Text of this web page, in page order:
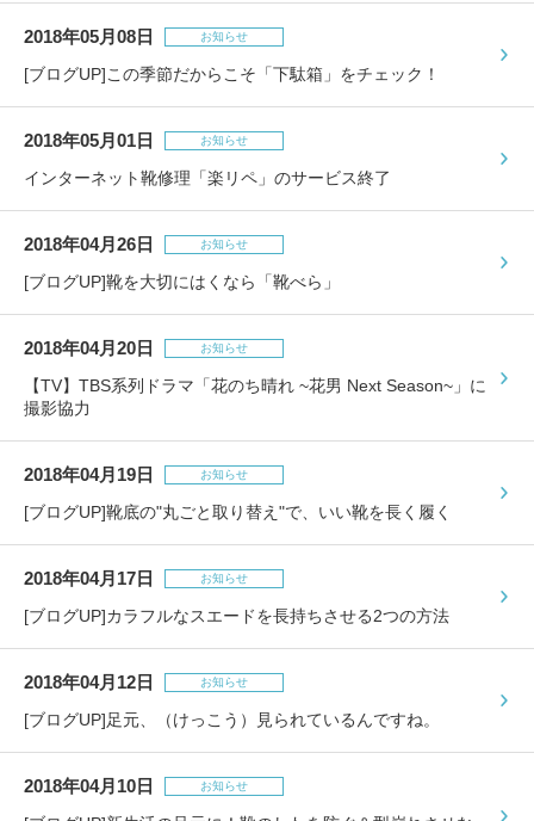
2018年05月08日 お知らせ
[ブログUP]この季節だからこそ「下駄箱」をチェック！
2018年05月01日 お知らせ
インターネット靴修理「楽リペ」のサービス終了
2018年04月26日 お知らせ
[ブログUP]靴を大切にはくなら「靴べら」
2018年04月20日 お知らせ
【TV】TBS系列ドラマ「花のち晴れ ~花男 Next Season~」に
撮影協力
2018年04月19日 お知らせ
[ブログUP]靴底の"丸ごと取り替え"で、いい靴を長く履く
2018年04月17日 お知らせ
[ブログUP]カラフルなスエードを長持ちさせる2つの方法
2018年04月12日 お知らせ
[ブログUP]足元、（けっこう）見られているんですね。
2018年04月10日 お知らせ